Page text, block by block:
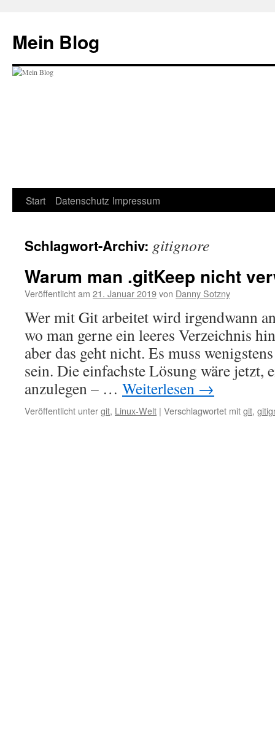
springen
Mein Blog
Start Datenschutz Impressum
Schlagwort-Archiv: gitignore
Warum man .gitKeep nicht
Veröffentlicht am 21. Januar 2019von Danny Sotzny
Wer mit Git arbeitet wird irgendwann
wo man gerne ein leeres Verzeichnis
aber das geht nicht. Es muss
sein. Die einfachste Lösung wäre jetzt,
anzulegen – … Weiterlesen →
Veröffentlicht untergit, Linux-Welt | Verschlagwortet mitgit,